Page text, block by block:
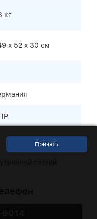
кг
x 52 x 30 см
сеткой